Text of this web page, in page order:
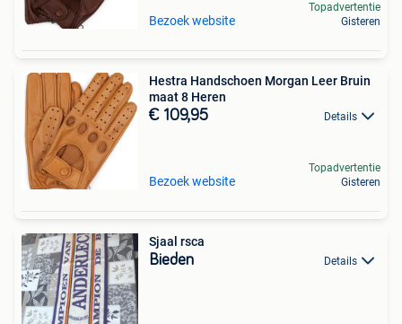
Bezoek website
Topadvertentie
Gisteren
Hestra Handschoen Morgan Leer Bruin
maat 8 Heren
€ 109,95 Details
Bezoek website
Topadvertentie
Gisteren
Sjaal rsca
Bieden Details